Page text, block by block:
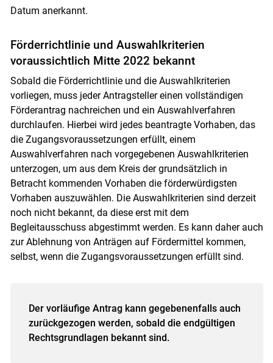
Datum anerkannt.
Förderrichtlinie und Auswahlkriterien
voraussichtlich Mitte 2022 bekannt
Sobald die Förderrichtlinie und die Auswahlkriterien
vorliegen, muss jeder Antragsteller einen vollständigen
Förderantrag nachreichen und ein Auswahlverfahren
durchlaufen. Hierbei wird jedes beantragte Vorhaben, das
die Zugangsvoraussetzungen erfüllt, einem
Auswahlverfahren nach vorgegebenen Auswahlkriterien
unterzogen, um aus dem Kreis der grundsätzlich in
Betracht kommenden Vorhaben die förderwürdigsten
Vorhaben auszuwählen. Die Auswahlkriterien sind derzeit
noch nicht bekannt, da diese erst mit dem
Begleitausschuss abgestimmt werden. Es kann daher auch
zur Ablehnung von Anträgen auf Fördermittel kommen,
selbst, wenn die Zugangsvoraussetzungen erfüllt sind.
Der vorläufige Antrag kann gegebenenfalls auch
zurückgezogen werden, sobald die endgültigen
Rechtsgrundlagen bekannt sind.